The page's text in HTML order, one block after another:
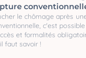
le chômage après
c'est
et formalités
faut savoir !